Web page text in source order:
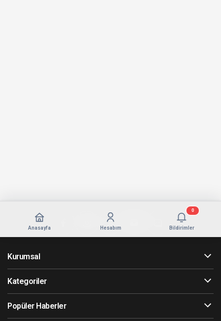
Anasayfa Hesabım Bildirimler
0
Kurumsal
Kategoriler
Popüler Haberler